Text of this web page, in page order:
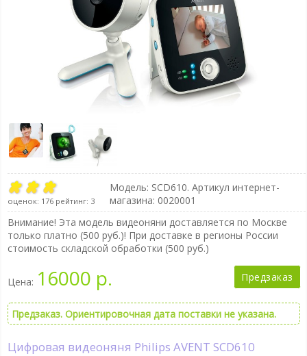
оценок: 176рейтинг: 3
Модель: SCD610. Артикул интернет-
магазина: 0020001
Внимание! Эта модель видеоняни доставляется по Москве
только платно (500 руб.)! При доставке в регионы России
стоимость складской обработки (500 руб.)
Цена: 16000 р. Предзаказ
Предзаказ. Ориентировочная дата поставки не указана.
Цифровая видеоняня Philips AVENT SCD610